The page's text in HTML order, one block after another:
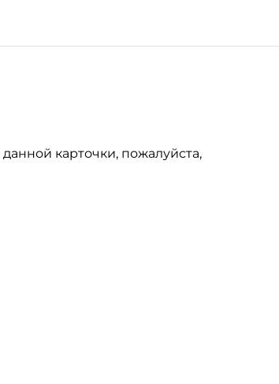
карточки, пожалуйста,